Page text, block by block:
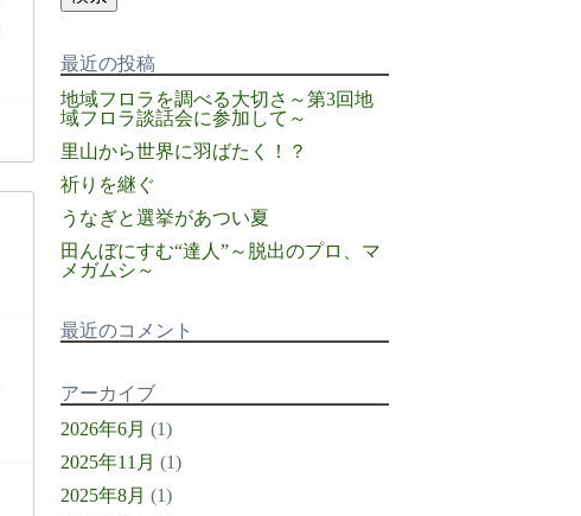
最近の投稿
地域フロラを調べる大切さ～第3回地
域フロラ談話会に参加して～
里山から世界に羽ばたく！？
祈りを継ぐ
うなぎと選挙があつい夏
田んぼにすむ“達人”～脱出のプロ、マ
メガムシ～
最近のコメント
アーカイブ
2026年6月 (1)
2025年11月 (1)
2025年8月 (1)